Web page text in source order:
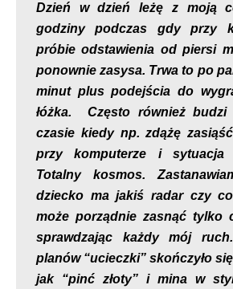
Dzień w dzień leżę z moją
godziny podczas gdy przy
próbie odstawienia od piersi
ponownie zasysa. Trwa to po
minut plus podejścia do
łóżka. Często również
czasie kiedy np. zdążę
przy komputerze i sytuacja
Totalny kosmos.
dziecko ma jakiś radar czy
może porządnie zasnąć tylko
sprawdzając każdy mój
planów “ucieczki” skończyło
jak “pinć złoty” i mina w